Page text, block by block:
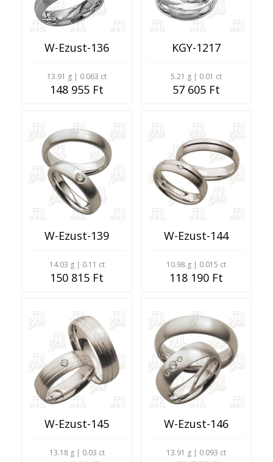
W-Ezust-136
13.91 g | 0.063 ct
148 955 Ft
KGY-1217
5.21 g | 0.01 ct
57 605 Ft
W-Ezust-139
14.03 g | 0.11 ct
150 815 Ft
W-Ezust-144
10.98 g | 0.015 ct
118 190 Ft
W-Ezust-145
13.18 g | 0.03 ct
W-Ezust-146
13.91 g | 0.093 ct